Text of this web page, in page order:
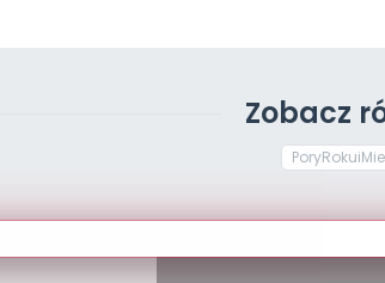
Zobacz